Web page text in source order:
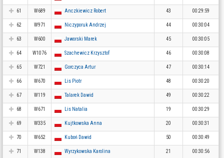
61 W689 Anczkiewicz Robert 43 00:29:59
62 W971 Niczyporuk Andrzej 44 00:30:04
63 W600 Jaworski Marek 45 00:30:05
64 W1076 Szachewicz Krzysztof 46 00:30:08
65 W721 Gorczyca Artur 47 00:30:14
66 W670 Lis Piotr 48 00:30:20
67 W119 Talarek Dawid 49 00:30:22
68 W671 Lis Natalia 19 00:30:29
69 W335 Kujtkowska Anna 20 00:30:31
70 W652 Kuboń Dawid 50 00:30:49
71 W138 Wyrzykowska Karolina 21 00:30:56